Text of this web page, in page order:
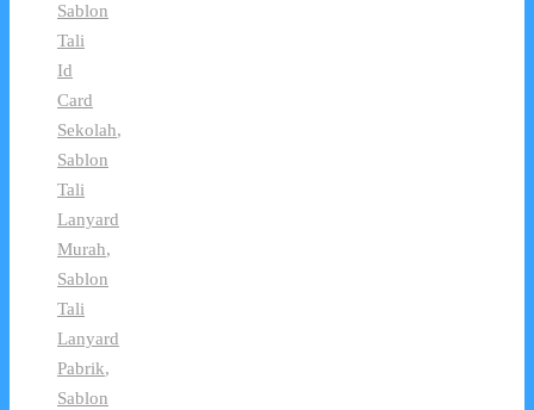
Sablon
Tali
Id
Card
Sekolah,
Sablon
Tali
Lanyard
Murah,
Sablon
Tali
Lanyard
Pabrik,
Sablon